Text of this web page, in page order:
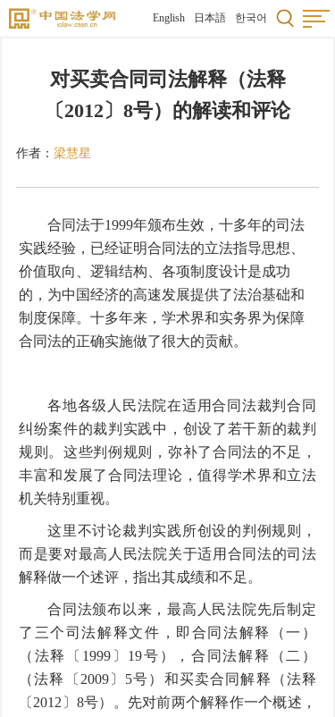
English 日本語 한국어
对买卖合同司法解释（法释
〔2012〕8号）的解读和评论
作者： 梁慧星
合同法于1999年颁布生效，十多年的司法
实践经验，已经证明合同法的立法指导思想、
价值取向、逻辑结构、各项制度设计是成功
的，为中国经济的高速发展提供了法治基础和
制度保障。十多年来，学术界和实务界为保障
合同法的正确实施做了很大的贡献。
各地各级人民法院在适用合同法裁判合同
纠纷案件的裁判实践中，创设了若干新的裁判
规则。这些判例规则，弥补了合同法的不足，
丰富和发展了合同法理论，值得学术界和立法
机关特别重视。
这里不讨论裁判实践所创设的判例规则，
而是要对最高人民法院关于适用合同法的司法
解释做一个述评，指出其成绩和不足。
合同法颁布以来，最高人民法院先后制定
了三个司法解释文件，即合同法解释（一）
（法释〔1999〕19号），合同法解释（二）
（法释〔2009〕5号）和买卖合同解释（法释
〔2012〕8号）。先对前两个解释作一个概述，